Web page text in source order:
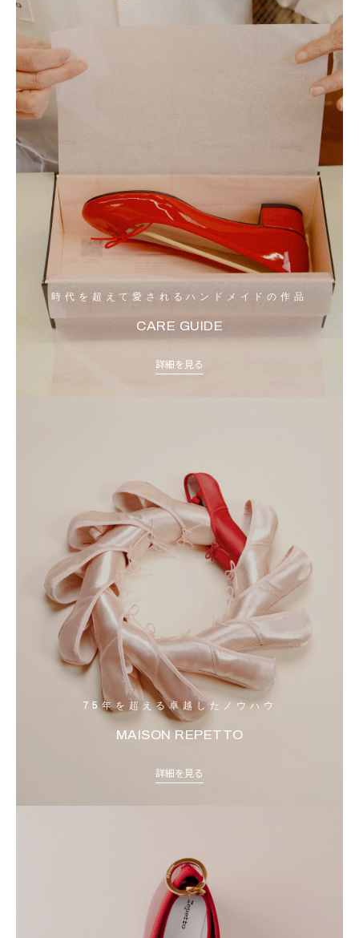
時代を超えて愛されるハンドメイドの作品
CARE GUIDE
詳細を見る
75年を超える卓越したノウハウ
MAISON REPETTO
詳細を見る